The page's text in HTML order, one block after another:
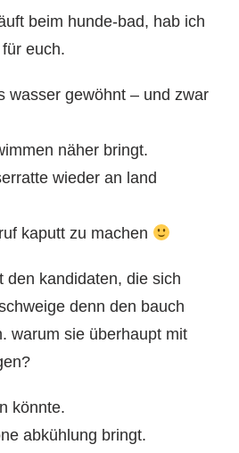
beim hunde-bad, hab ich
euch.
wasser gewöhnt – und zwar
näher bringt.
wieder an land
kaputt zu machen
den kandidaten, die sich
denn den bauch
warum sie überhaupt mit
könnte.
abkühlung bringt.